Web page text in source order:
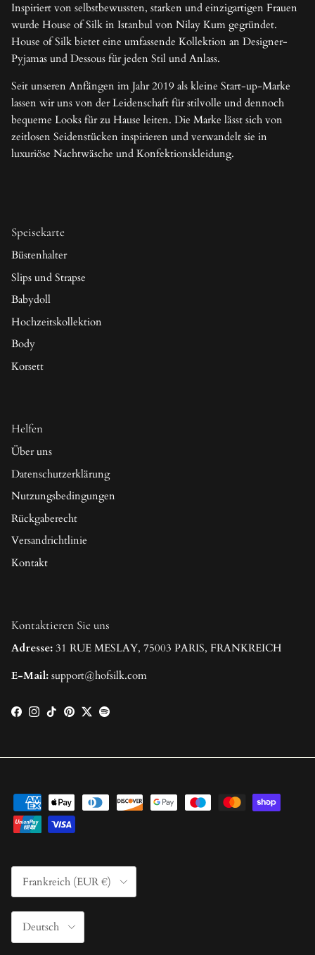
Inspiriert von selbstbewussten, starken und einzigartigen Frauen
wurde House of Silk in Istanbul von Nilay Kum gegründet.
House of Silk bietet eine umfassende Kollektion an Designer-
Pyjamas und Dessous für jeden Stil und Anlass.
Seit unseren Anfängen im Jahr 2019 als kleine Start-up-Marke
lassen wir uns von der Leidenschaft für stilvolle und dennoch
bequeme Looks für zu Hause leiten. Die Marke lässt sich von
zeitlosen Seidenstücken inspirieren und verwandelt sie in
luxuriöse Nachtwäsche und Konfektionskleidung.
Speisekarte
Büstenhalter
Slips und Strapse
Babydoll
Hochzeitskollektion
Body
Korsett
Helfen
Über uns
Datenschutzerklärung
Nutzungsbedingungen
Rückgaberecht
Versandrichtlinie
Kontakt
Kontaktieren Sie uns
Adresse: 31 RUE MESLAY, 75003 PARIS, FRANKREICH
E-Mail: support@hofsilk.com
Facebook
Instagram
TikTokPinterest
TwitterSpotify
Land/Region
Frankreich (EUR €)
Sprache
Deutsch